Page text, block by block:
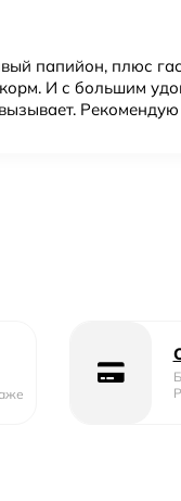
папийон, плюс
И с большим
Рекомендую